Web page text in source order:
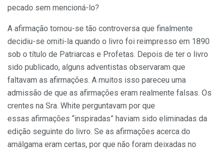
pecado sem mencioná-lo?
A afirmação tornou-se tão controversa que finalmente
decidiu-se omiti-la quando o livro foi reimpresso em 1890
sob o título de Patriarcas e Profetas. Depois de ter o livro
sido publicado, alguns adventistas observaram que
faltavam as afirmações. A muitos isso pareceu uma
admissão de que as afirmações eram realmente falsas. Os
crentes na Sra. White perguntavam por que
essas afirmações “inspiradas” haviam sido eliminadas da
edição seguinte do livro. Se as afirmações acerca do
amálgama eram certas, por que não foram deixadas no